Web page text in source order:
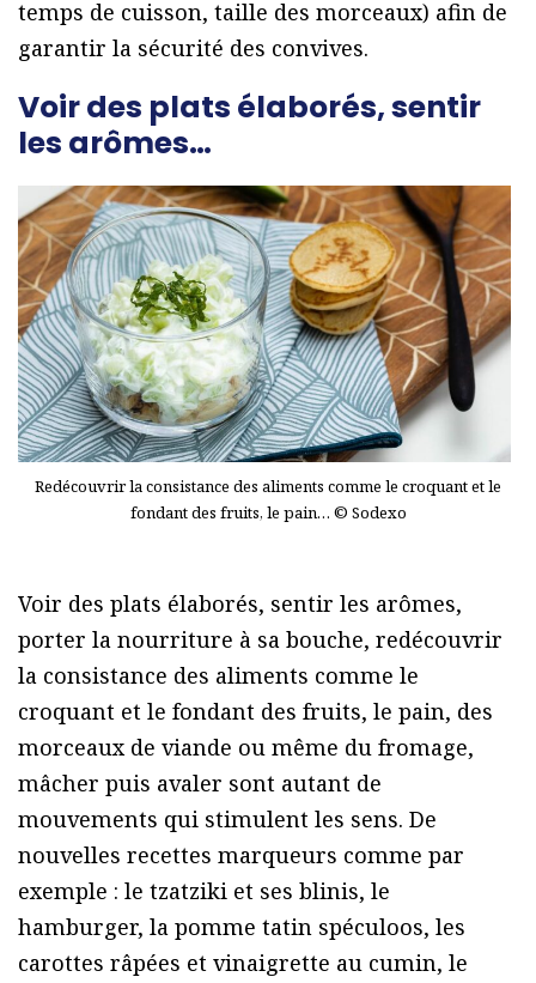
temps de cuisson, taille des morceaux) afin de
garantir la sécurité des convives.
Voir des plats élaborés, sentir
les arômes…
Redécouvrir la consistance des aliments comme le croquant et le
fondant des fruits, le pain… © Sodexo
Voir des plats élaborés, sentir les arômes,
porter la nourriture à sa bouche, redécouvrir
la consistance des aliments comme le
croquant et le fondant des fruits, le pain, des
morceaux de viande ou même du fromage,
mâcher puis avaler sont autant de
mouvements qui stimulent les sens. De
nouvelles recettes marqueurs comme par
exemple : le tzatziki et ses blinis, le
hamburger, la pomme tatin spéculoos, les
carottes râpées et vinaigrette au cumin, le